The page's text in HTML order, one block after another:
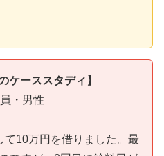
ケーススタディ】
・男性
て10万円を借りました。最